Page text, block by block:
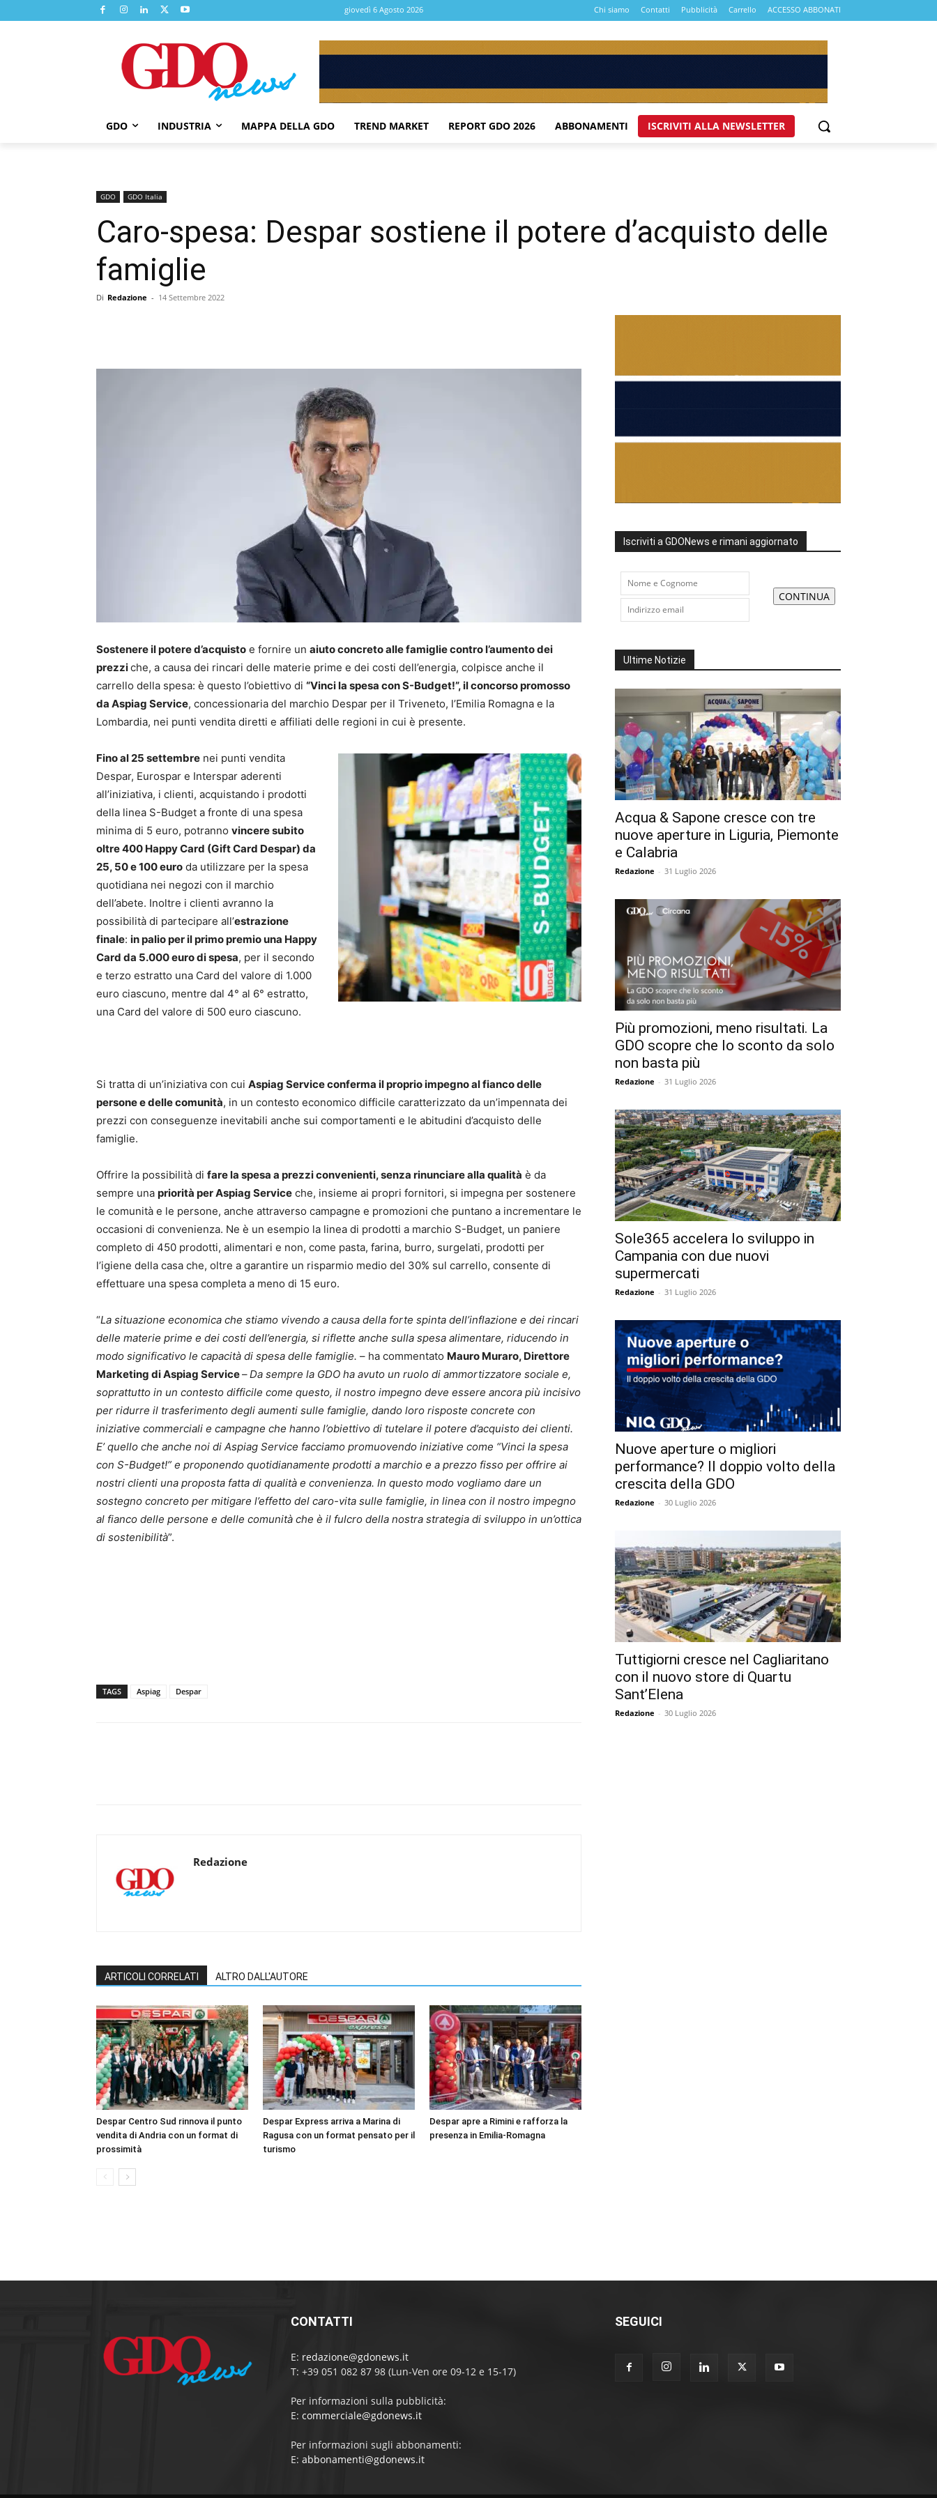
giovedì 6 Agosto 2026 Chi siamo Contatti Pubblicità Carrello ACCESSO ABBONATI
GDO INDUSTRIA MAPPA DELLA GDO TREND MARKET REPORT GDO 2026 ABBONAMENTI ISCRIVITI ALLA NEWSLETTER
GDO GDO Italia
Caro-spesa: Despar sostiene il potere d’acquisto delle
famiglie
Di Redazione - 14 Settembre 2022
Sostenere il potere d’acquisto e fornire un aiuto concreto alle famiglie contro l’aumento dei
prezziche, a causa dei rincari delle materie prime e dei costi dell’energia, colpisce anche il
carrello della spesa: è questo l’obiettivo di “Vinci la spesa con S-Budget!”, il concorso promosso
da Aspiag Service, concessionaria del marchio Despar per il Triveneto, l’Emilia Romagna e la
Lombardia, nei punti vendita diretti e affiliati delle regioni in cui è presente.
Fino al 25 settembre nei punti vendita
Despar, Eurospar e Interspar aderenti
all’iniziativa, i clienti, acquistando i prodotti
della linea S-Budget a fronte di una spesa
minima di 5 euro, potranno vincere subito
oltre 400 Happy Card (Gift Card Despar) da
25, 50 e 100 euro da utilizzare per la spesa
quotidiana nei negozi con il marchio
dell’abete. Inoltre i clienti avranno la
possibilità di partecipare all’estrazione
finale: in palio per il primo premio una Happy
Card da 5.000 euro di spesa, per il secondo
e terzo estratto una Card del valore di 1.000
euro ciascuno, mentre dal 4° al 6° estratto,
una Card del valore di 500 euro ciascuno.
Si tratta di un’iniziativa con cui Aspiag Service conferma il proprio impegno al fianco delle
persone e delle comunità, in un contesto economico difficile caratterizzato da un’impennata dei
prezzi con conseguenze inevitabili anche sui comportamenti e le abitudini d’acquisto delle
famiglie.
Offrire la possibilità di fare la spesa a prezzi convenienti, senza rinunciare alla qualità è da
sempre una priorità per Aspiag Service che, insieme ai propri fornitori, si impegna per sostenere
le comunità e le persone, anche attraverso campagne e promozioni che puntano a incrementare le
occasioni di convenienza. Ne è un esempio la linea di prodotti a marchio S-Budget, un paniere
completo di 450 prodotti, alimentari e non, come pasta, farina, burro, surgelati, prodotti per
l’igiene della casa che, oltre a garantire un risparmio medio del 30% sul carrello, consente di
effettuare una spesa completa a meno di 15 euro.
“La situazione economica che stiamo vivendo a causa della forte spinta dell’inflazione e dei rincari
delle materie prime e dei costi dell’energia, si riflette anche sulla spesa alimentare, riducendo in
modo significativo le capacità di spesa delle famiglie. – ha commentato Mauro Muraro, Direttore
Marketing di Aspiag Service–Da sempre la GDO ha avuto un ruolo di ammortizzatore sociale e,
soprattutto in un contesto difficile come questo, il nostro impegno deve essere ancora più incisivo
per ridurre il trasferimento degli aumenti sulle famiglie, dando loro risposte concrete con
iniziative commerciali e campagne che hanno l’obiettivo di tutelare il potere d’acquisto dei clienti.
E’ quello che anche noi di Aspiag Service facciamo promuovendo iniziative come “Vinci la spesa
con S-Budget!” e proponendo quotidianamente prodotti a marchio e a prezzo fisso per offrire ai
nostri clienti una proposta fatta di qualità e convenienza. In questo modo vogliamo dare un
sostegno concreto per mitigare l’effetto del caro-vita sulle famiglie, in linea con il nostro impegno
al fianco delle persone e delle comunità che è il fulcro della nostra strategia di sviluppo in un’ottica
di sostenibilità”.
TAGS Aspiag Despar
Redazione
ARTICOLI CORRELATI ALTRO DALL'AUTORE
Despar Centro Sud rinnova il punto
vendita di Andria con un format di
prossimità
Despar Express arriva a Marina di
Ragusa con un format pensato per il
turismo
Despar apre a Rimini e rafforza la
presenza in Emilia-Romagna
Iscriviti a GDONews e rimani aggiornato
Ultime Notizie
Acqua & Sapone cresce con tre
nuove aperture in Liguria, Piemonte
e Calabria
Redazione - 31 Luglio 2026
Più promozioni, meno risultati. La
GDO scopre che lo sconto da solo
non basta più
Redazione - 31 Luglio 2026
Sole365 accelera lo sviluppo in
Campania con due nuovi
supermercati
Redazione - 31 Luglio 2026
Nuove aperture o migliori
performance? Il doppio volto della
crescita della GDO
Redazione - 30 Luglio 2026
Tuttigiorni cresce nel Cagliaritano
con il nuovo store di Quartu
Sant’Elena
Redazione - 30 Luglio 2026
CONTATTI
E: redazione@gdonews.it
T: +39 051 082 87 98 (Lun-Ven ore 09-12 e 15-17)
Per informazioni sulla pubblicità:
E: commerciale@gdonews.it
Per informazioni sugli abbonamenti:
E: abbonamenti@gdonews.it
SEGUICI